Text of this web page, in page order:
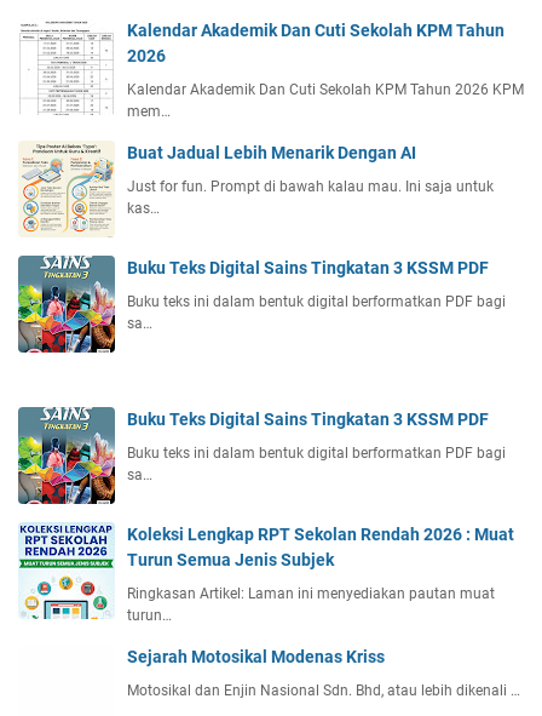
Kalendar Akademik Dan Cuti Sekolah KPM Tahun
2026
Kalendar Akademik Dan Cuti Sekolah KPM Tahun 2026 KPM
mem…
Buat Jadual Lebih Menarik Dengan AI
Just for fun. Prompt di bawah kalau mau. Ini saja untuk
kas…
Buku Teks Digital Sains Tingkatan 3 KSSM PDF
Buku teks ini dalam bentuk digital berformatkan PDF bagi
sa…
Buku Teks Digital Sains Tingkatan 3 KSSM PDF
Buku teks ini dalam bentuk digital berformatkan PDF bagi
sa…
Koleksi Lengkap RPT Sekolan Rendah 2026 : Muat
Turun Semua Jenis Subjek
Ringkasan Artikel: Laman ini menyediakan pautan muat
turun…
Sejarah Motosikal Modenas Kriss
Motosikal dan Enjin Nasional Sdn. Bhd, atau lebih dikenali …